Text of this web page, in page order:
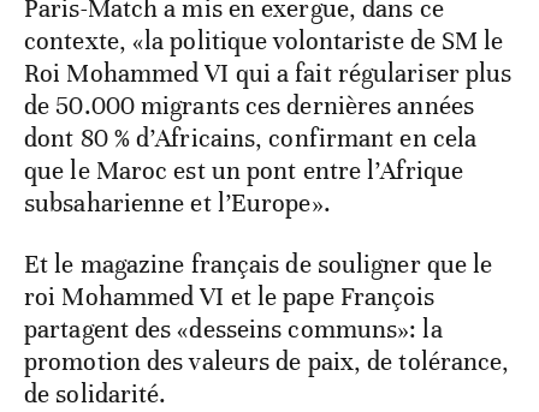
Paris-Match a mis en exergue, dans ce
contexte, «la politique volontariste de SM le
Roi Mohammed VI qui a fait régulariser plus
de 50.000 migrants ces dernières années
dont 80 % d’Africains, confirmant en cela
que le Maroc est un pont entre l’Afrique
subsaharienne et l’Europe».
Et le magazine français de souligner que le
roi Mohammed VI et le pape François
partagent des «desseins communs»: la
promotion des valeurs de paix, de tolérance,
de solidarité.